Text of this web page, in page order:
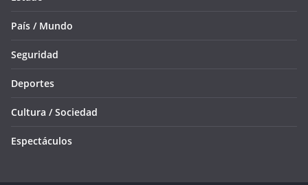
País / Mundo
Seguridad
Deportes
Cultura / Sociedad
Espectáculos